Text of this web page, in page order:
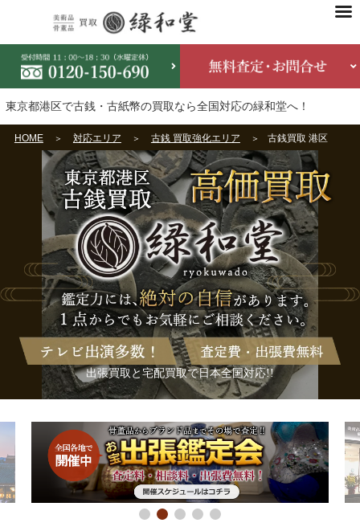
東京都港区で古銭・古紙幣の買取なら全国対応の緑和堂へ！
HOME 対応エリア 古銭 買取強化エリア 古銭買取 港区
出張買取と宅配買取で日本全国対応!!